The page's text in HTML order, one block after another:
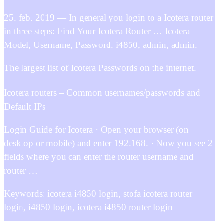
25. feb. 2019 — In general you login to a Icotera router
in three steps: Find Your Icotera Router … Icotera
Model, Username, Password. i4850, admin, admin.
The largest list of Icotera Passwords on the internet.
Icotera routers – Common usernames/passwords and
Default IPs
Login Guide for Icotera · Open your browser (on
desktop or mobile) and enter 192.168. · Now you see 2
fields where you can enter the router username and
router …
Keywords: icotera i4850 login, stofa icotera router
login, i4850 login, icotera i4850 router login